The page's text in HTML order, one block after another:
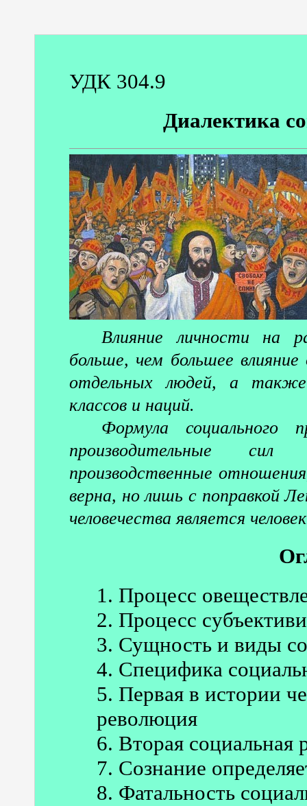
УДК 304.9
Диалектика
Влияние личности на
больше, чем большее
отдельных людей, а также
классов и наций.
Формула социального
производительные
производственные
верна, но лишь с поправкой
человечества является
1. Процесс
2. Процесс
3. Сущность и виды
4. Специфика
5. Первая в истории
революция
6. Вторая социальная
7. Сознание
8. Фатальность